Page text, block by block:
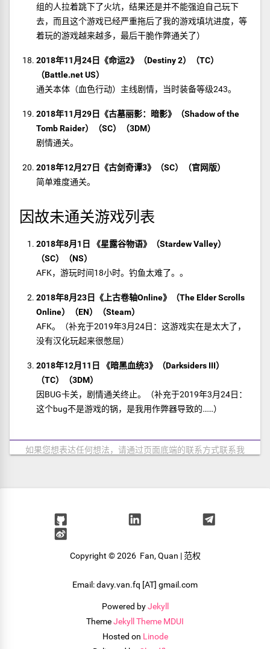
组的人拉着跳下了火坑，结果还是并不能强迫自己玩下
去，而且这个游戏已经严重拖后了我的游戏填坑进度，等
着玩的游戏越来越多，最后干脆作弊通关了）
2018年11月24日《命运2》（Destiny 2）（TC）
（Battle.net US）
通关本体（血色行动）主线剧情，当时装备等级243。
2018年11月29日《古墓丽影：暗影》（Shadow of the
Tomb Raider）（SC）（3DM）
剧情通关。
2018年12月27日《古剑奇谭3》（SC）（官网版）
简单难度通关。
因故未通关游戏列表
2018年8月1日 《星露谷物语》（Stardew Valley）
（SC）（NS）
AFK，游玩时间18小时。钓鱼太难了。。
2018年8月23日《上古卷轴Online》（The Elder Scrolls
Online）（EN）（Steam）
AFK。（补充于2019年3月24日：这游戏实在是太大了，
没有汉化玩起来很憋屈）
2018年12月11日 《暗黑血统3》（Darksiders III）
（TC）（3DM）
因BUG卡关，剧情通关终止。（补充于2019年3月24日：
这个bug不是游戏的锅，是我用作弊器导致的……）
如果您想表达任何想法，请通过页面底端的联系方式联系我
Copyright ©2026 Fan, Quan | 范权
Email: davy.van.fq [AT] gmail.com
Powered byJekyll
ThemeJekyll Theme MDUI
Hosted on Linode